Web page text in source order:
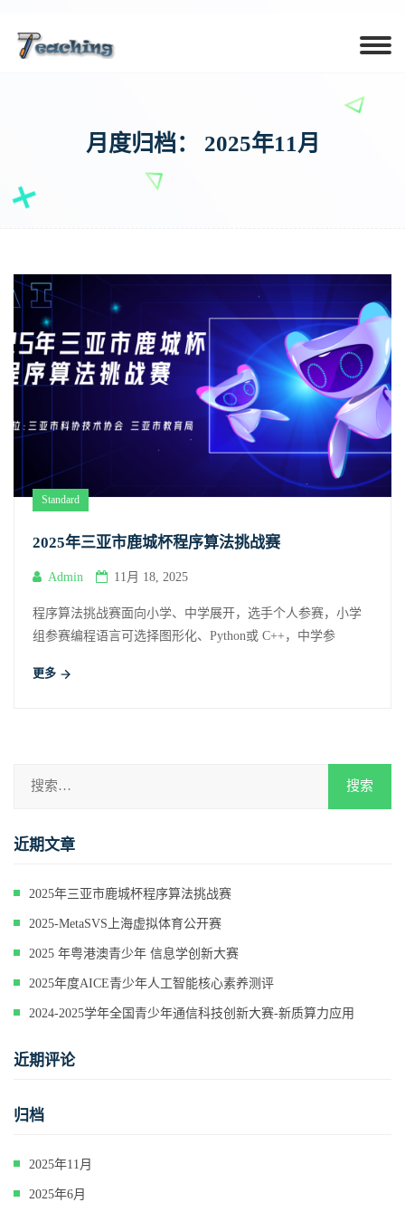
月度归档： 2025年11月
Standard
2025年三亚市鹿城杯程序算法挑战赛
Admin 11月 18, 2025
程序算法挑战赛面向小学、中学展开，选手个人参赛，小学
组参赛编程语言可选择图形化、Python或 C++，中学参
更多
近期文章
2025年三亚市鹿城杯程序算法挑战赛
2025-MetaSVS上海虚拟体育公开赛
2025 年粤港澳青少年 信息学创新大赛
2025年度AICE青少年人工智能核心素养测评
2024-2025学年全国青少年通信科技创新大赛-新质算力应用
近期评论
归档
2025年11月
2025年6月